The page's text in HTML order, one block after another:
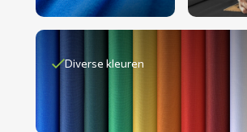
Diverse kleuren